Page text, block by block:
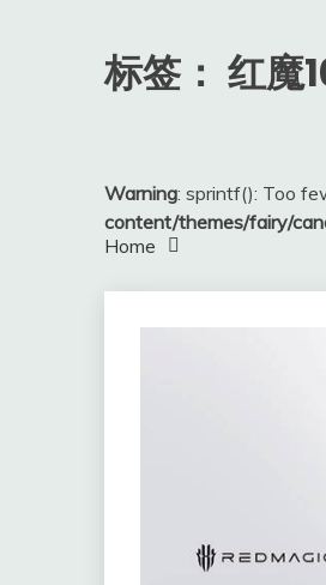
标签： 红魔
Warning: sprintf(): Too
content/themes/fairy/
Home